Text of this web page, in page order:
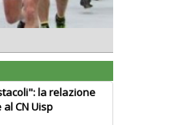
la relazione
CN Uisp